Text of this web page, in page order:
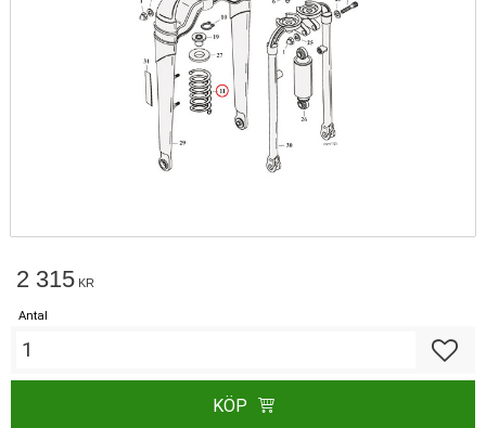
2 315 KR
Antal
KÖP